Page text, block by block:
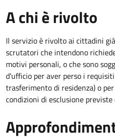
A chi è rivolto
Il servizio è rivolto ai cittadini
scrutatori che intendono
motivi personali, o che sono
d'ufficio per aver perso i
trasferimento di residenza) o
condizioni di esclusione previste